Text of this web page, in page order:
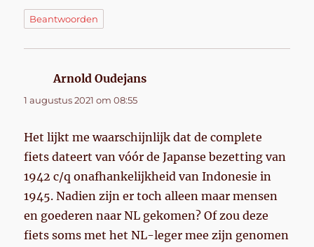
Beantwoorden
Arnold Oudejans
1 augustus 2021 om 08:55
Het lijkt me waarschijnlijk dat de complete
fiets dateert van vóór de Japanse bezetting van
1942 c/q onafhankelijkheid van Indonesie in
1945. Nadien zijn er toch alleen maar mensen
en goederen naar NL gekomen? Of zou deze
fiets soms met het NL-leger mee zijn genomen